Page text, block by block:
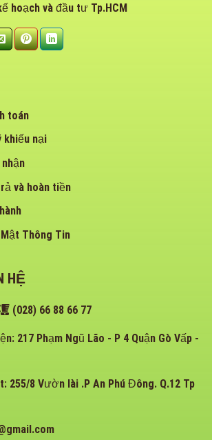
hoạch và đầu tư Tp.HCM
toán
khiếu nại
và hoàn tiền
Thông Tin
HỆ
(028) 66 88 66 77
217 Phạm Ngũ Lão - P 4 Quận Gò Vấp -
255/8 Vườn lài .P An Phú Đông. Q.12 Tp